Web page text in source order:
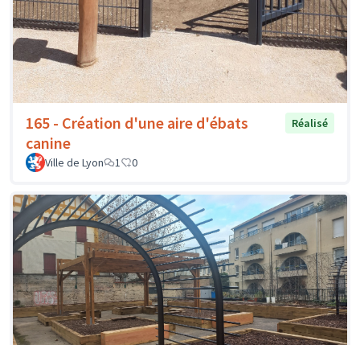
165 - Création d'une aire d'ébats
canine
Réalisé
Ville de Lyon 1 0